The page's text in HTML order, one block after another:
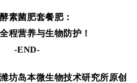
素菌肥套餐肥：
程营养与生物防护！
-END-
坊岛本微生物技术研究所原创